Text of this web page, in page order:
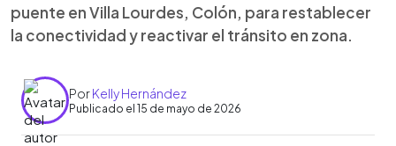
puente en Villa Lourdes, Colón, para restablecer
la conectividad y reactivar el tránsito en zona.
PorKelly Hernández
Publicado el 15 de mayo de 2026